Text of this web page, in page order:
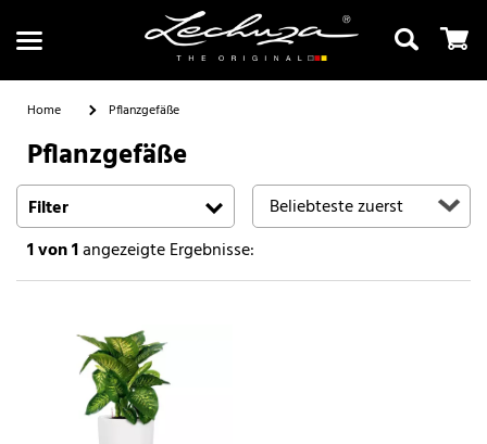
Suchen
Home Pflanzgefäße
Pflanzgefäße
Filter
1von 1angezeigte Ergebnisse: